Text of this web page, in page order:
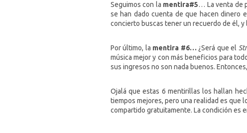
Seguimos con la mentira#5… La venta de
se han dado cuenta de que hacen dinero
concierto buscas tener un recuerdo de él, y
Por último, la mentira #6… ¿Será que el
música mejor y con más beneficios para
sus ingresos no son nada buenos.
Ojalá que estas 6 mentirillas los hallan
tiempos mejores, pero una realidad es que
compartido gratuitamente. La condición es